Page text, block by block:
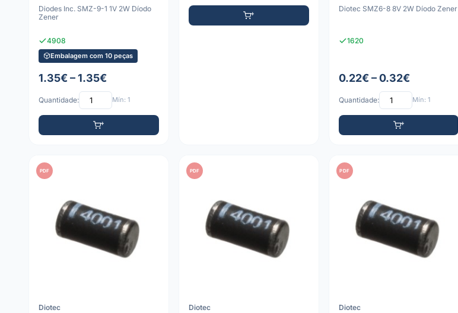
Diodes Inc. SMZ-9-1 1V 2W Díodo
Zener
4908
Embalagem com 10 peças
1.35€ – 1.35€
Quantidade: Mín: 1
Diotec SMZ6-8 8V 2W Díodo Zener
1620
0.22€ – 0.32€
Quantidade: Mín: 1
PDF
Diotec
PDF
Diotec
PDF
Diotec